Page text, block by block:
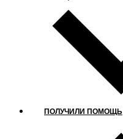
ПОЛУЧИЛИ ПОМОЩЬ